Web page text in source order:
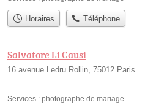
Horaires Téléphone
Salvatore Li Causi
16 avenue Ledru Rollin, 75012 Paris
Services : photographe de mariage